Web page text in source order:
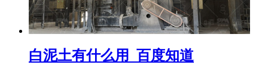
白泥土有什么用_百度知道